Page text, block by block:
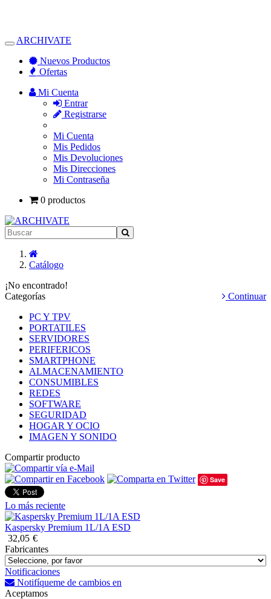
Alternar
Navegación
ARCHIVATE
Nuevos Productos
Ofertas
Mi Cuenta
Entrar
Registrarse
Mi Cuenta
Mis Pedidos
Mis Devoluciones
Mis Direcciones
Mi Contraseña
0 productos
Catálogo
¡No encontrado!
Continuar
Categorías
PC Y TPV
PORTATILES
SERVIDORES
PERIFERICOS
SMARTPHONE
ALMACENAMIENTO
CONSUMIBLES
REDES
SOFTWARE
SEGURIDAD
HOGAR Y OCIO
IMAGEN Y SONIDO
Compartir producto
Save
Lo más reciente
Kaspersky Premium 1L/1A ESD
32,05 €
Fabricantes
Notificaciones
Notifíqueme de cambios en
Aceptamos